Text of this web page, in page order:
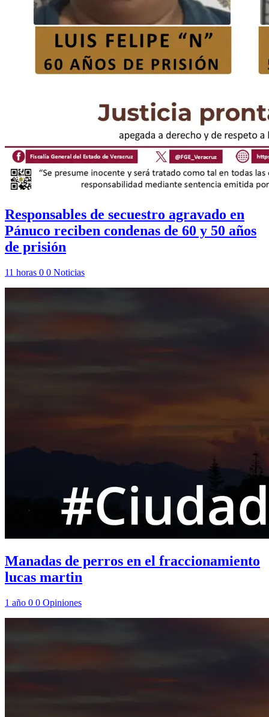
Responsables de secuestro agravado en
Pánuco reciben condenas de 60 y 50 años
de prisión
11 horas 0 0 Noticias
Manadas de perros en el fraccionamiento
lucas martin
1 año 0 0 Opiniones